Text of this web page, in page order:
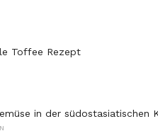
Toffee Rezept
in der südostasiatischen